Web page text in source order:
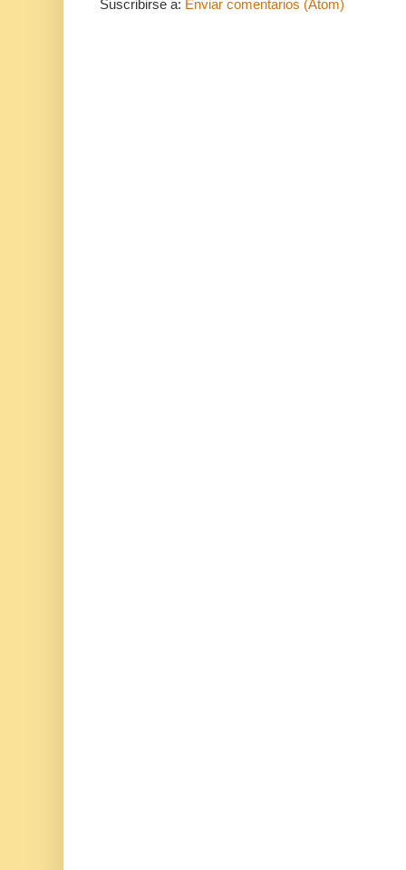
Suscribirse a: Enviar comentarios (Atom)